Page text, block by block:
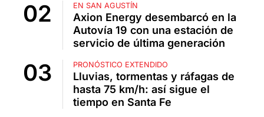
EN SAN AGUSTÍN
Axion Energy desembarcó en la
Autovía 19 con una estación de
servicio de última generación
PRONÓSTICO EXTENDIDO
Lluvias, tormentas y ráfagas de
hasta 75 km/h: así sigue el
tiempo en Santa Fe